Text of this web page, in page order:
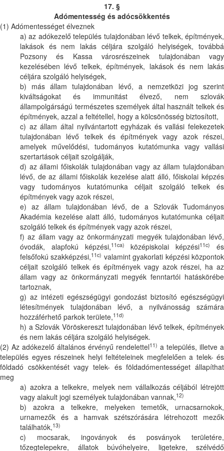
17. §
Adómentesség és adócsökkentés
(1) Adómentességet élveznek
a) az adókezelő település tulajdonában lévő telkek, építmények,
lakások és nem lakás céljára szolgáló helyiségek, továbbá
Pozsony és Kassa városrészeinek tulajdonában vagy
kezelésében lévő telkek, építmények, lakások és nem lakás
céljára szolgáló helyiségek,
b) más állam tulajdonában lévő, a nemzetközi jog szerint
kiváltságokat és immunitást élvező, nem szlovák
állampolgárságú természetes személyek által használt telkek és
építmények, azzal a feltétellel, hogy a kölcsönösség biztosított,
c) az állam által nyilvántartott egyházak és vallási felekezetek
tulajdonában lévő telkek és építmények vagy azok részei,
amelyek művelődési, tudományos kutatómunka vagy vallási
szertartások céljait szolgálják,
d) az állami főiskolák tulajdonában vagy az állam tulajdonában
lévő, de az állami főiskolák kezelése alatt álló, főiskolai képzés
vagy tudományos kutatómunka céljait szolgáló telkek és
építmények vagy azok részei,
e) az állam tulajdonában lévő, de a Szlovák Tudományos
Akadémia kezelése alatt álló, tudományos kutatómunka céljait
szolgáló telkek és építmények vagy azok részei,
f) az állam vagy az önkormányzati megyék tulajdonában lévő,
óvodák, alapfokú képzési,11ca) középiskolai képzési11c)
és
felsőfokú szakképzési,11c) valamint gyakorlati képzési központok
céljait szolgáló telkek és építmények vagy azok részei, ha az
állam vagy az önkormányzati megyék fenntartói hatáskörébe
tartoznak,
g) az intézeti egészségügyi gondozást biztosító egészségügyi
létesítmények tulajdonában lévő, a nyilvánosság számára
hozzáférhető parkok területe,11d)
h) a Szlovák Vöröskereszt tulajdonában lévő telkek, építmények
és nem lakás céljára szolgáló helyiségek.
(2) Az adókezelő általános érvényű rendelettel11) a település, illetve a
település egyes részeinek helyi feltételeinek megfelelően a telek- és
földadó csökkentését vagy telek- és földadómentességet állapíthat
meg
a) azokra a telkekre, melyek nem vállalkozás céljából létrejött
vagy alakult jogi személyek tulajdonában vannak,12)
b) azokra a telkekre, melyeken temetők, urnacsarnokok,
urnamezők és a hamvak szétszórására létrehozott mezők
találhatók,13)
c) mocsarak, ingoványok és posványok területére,
tőzegtelepekre, állatok búvóhelyeire, ligetekre, szélvédő